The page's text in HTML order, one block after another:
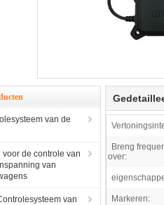
van de
voor de controle van
van
van
Breng
over:
Markeren: